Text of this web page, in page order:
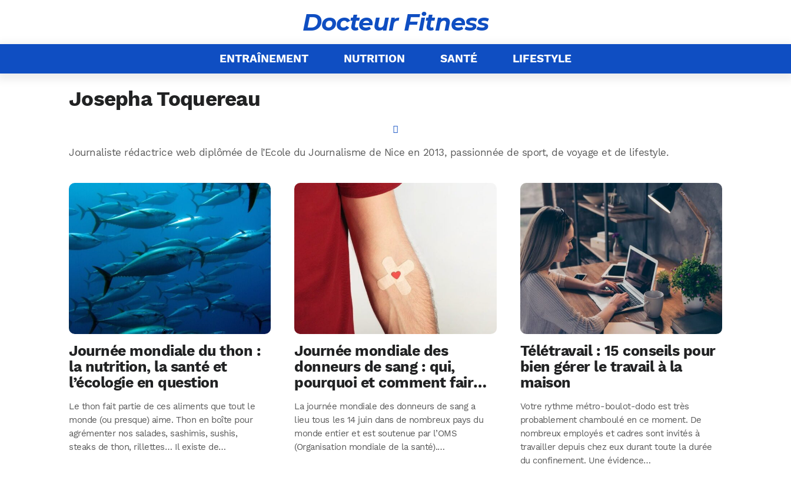
Docteur Fitness
ENTRAÎNEMENT NUTRITION SANTÉ LIFESTYLE
Josepha Toquereau
Journaliste rédactrice web diplômée de l’Ecole du Journalisme de Nice en 2013, passionnée de sport, de voyage et de lifestyle.
Journée mondiale du thon :
la nutrition, la santé et
l’écologie en question
Le thon fait partie de ces aliments que tout le
monde (ou presque) aime. Thon en boîte pour
agrémenter nos salades, sashimis, sushis,
steaks de thon, rillettes… Il existe de…
Journée mondiale des
donneurs de sang : qui,
pourquoi et comment faire
un don
La journée mondiale des donneurs de sang a
lieu tous les 14 juin dans de nombreux pays du
monde entier et est soutenue par l’OMS
(Organisation mondiale de la santé).…
Télétravail : 15 conseils pour
bien gérer le travail à la
maison
Votre rythme métro-boulot-dodo est très
probablement chamboulé en ce moment. De
nombreux employés et cadres sont invités à
travailler depuis chez eux durant toute la durée
du confinement. Une évidence…